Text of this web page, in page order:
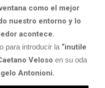
como el mejor
nuestro entorno y lo
acontece.
para introducir la “inutile
Veloso en su oda
Antonioni.